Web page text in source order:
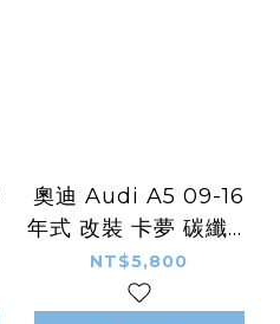
奧迪 Audi A5 09-16
年式 改裝 卡夢 碳纖維
外觀件 空力套件 尾翼
擾流板
NT$5,800